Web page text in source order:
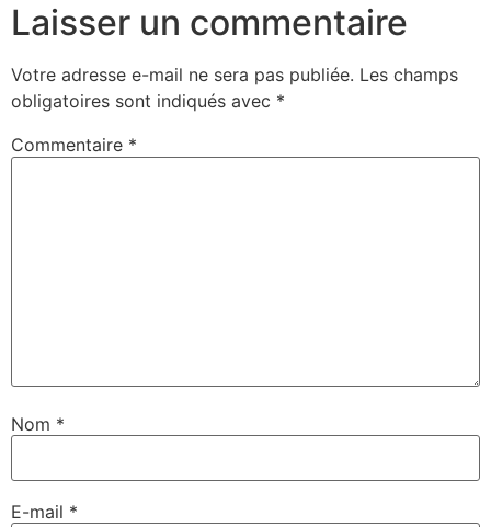
Laisser un commentaire
Votre adresse e-mail ne sera pas publiée. Les champs
obligatoires sont indiqués avec *
Commentaire *
Nom *
E-mail *